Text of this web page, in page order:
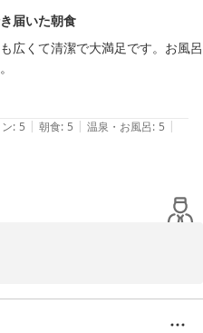
届いた朝食
広くて清潔で大満足です。お風呂
味しかったです。お年寄りの方の
年寄りの方がカートの上にお盆を
ことができるので、すごい配慮が
: 5 | 朝食: 5 | 温泉・お風呂: 5 |